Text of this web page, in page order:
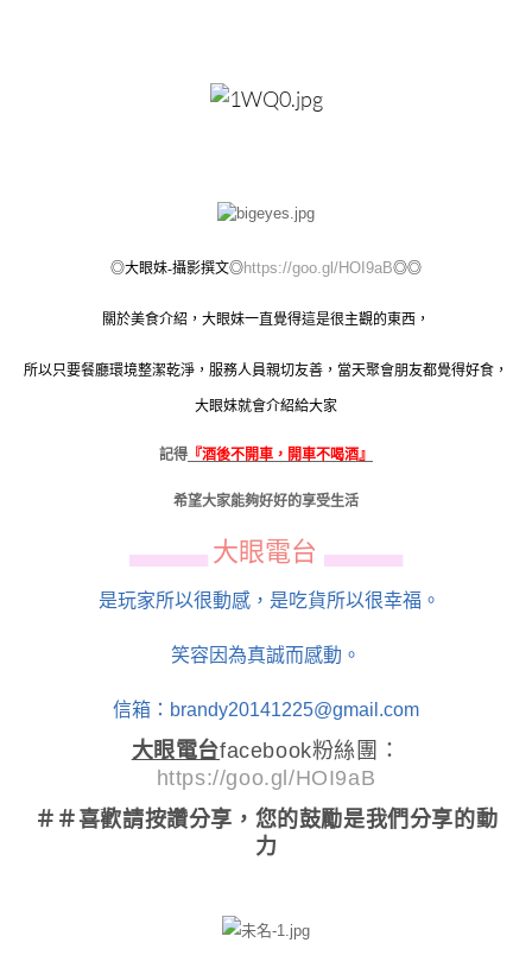
◎大眼妹-攝影撰文◎https://goo.gl/HOI9aB◎◎
關於美食介紹，大眼妹一直覺得這是很主觀的東西，
所以只要餐廳環境整潔乾淨，服務人員親切友善，當天聚會朋友都覺得好食，
大眼妹就會介紹給大家
記得 『酒後不開車，開車不喝酒』
希望大家能夠好好的享受生活
▄▄▄▄▄▄ 大眼電台 ▄▄▄▄▄▄
是玩家所以很動感，是吃貨所以很幸福。
笑容因為真誠而感動。
信箱：brandy20141225@gmail.com
大眼電台facebook粉絲團：
https://goo.gl/HOI9aB
＃＃喜歡請按讚分享 ，您的鼓勵是我們分享的動
力